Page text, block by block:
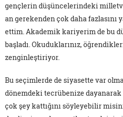
gençlerin düşüncelerindeki
an gerekenden çok daha
ettim. Akademik kariyerim de bu
başladı. Okuduklarınız,
zenginleştiriyor.
Bu seçimlerde de siyasette var
dönemdeki tecrübenize
çok şey kattığını söyleyebilir